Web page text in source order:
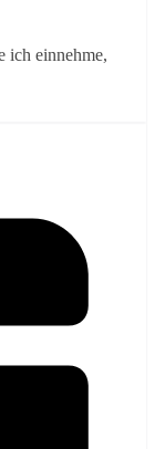
ich einnehme,